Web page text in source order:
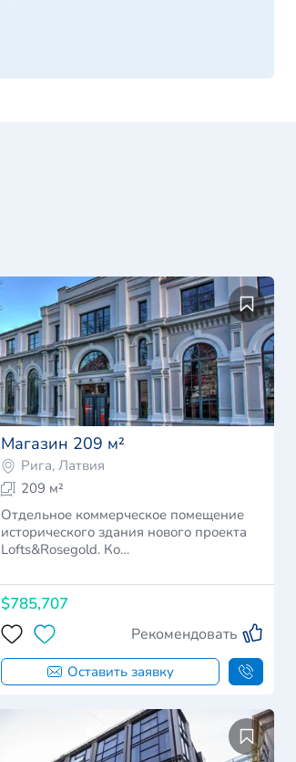
Магазин 209 м²
Рига, Латвия
209 м²
Отдельное коммерческое помещение
исторического здания нового проекта
Lofts&Rosegold. Ко…
$785,707
Рекомендовать
Оставить заявку